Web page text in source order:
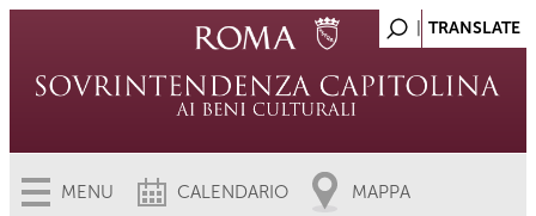
MENU CALENDARIO MAPPA